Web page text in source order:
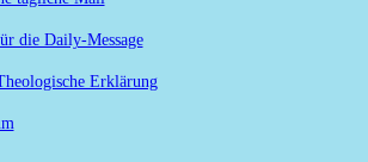
die Daily-Message
Erklärung